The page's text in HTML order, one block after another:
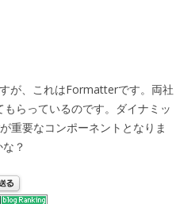
が、これはFormatterです。両社
らっているのです。ダイナミッ
重要なコンポーネントとなりま
？